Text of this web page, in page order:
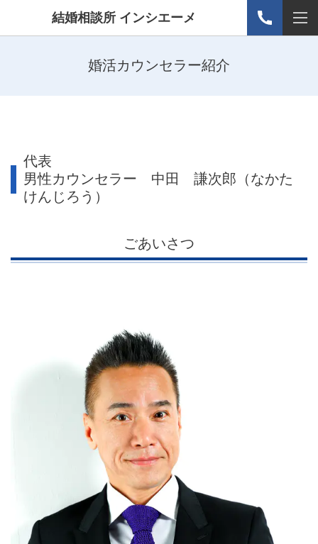
結婚相談所 インシエーメ
婚活カウンセラー紹介
代表
男性カウンセラー 中田 謙次郎（なかた
けんじろう）
ごあいさつ